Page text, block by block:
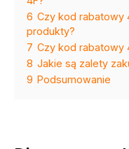
6 Czy kod rabatowy
produkty?
7 Czy kod rabatowy
8 Jakie są zalety
9 Podsumowanie